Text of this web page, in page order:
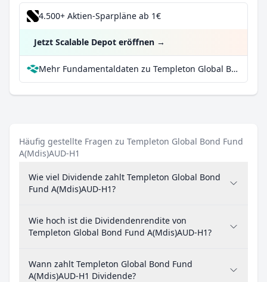
4.500+ Aktien-Sparpläne ab 1€
Jetzt Scalable Depot eröffnen →
Mehr Fundamentaldaten zu Templeton Global Bond Fund A(Mdis)AUD-H1 bei Parqet
Häufig gestellte Fragen zu Templeton Global Bond Fund
A(Mdis)AUD-H1
Wie viel Dividende zahlt Templeton Global Bond
Fund A(Mdis)AUD-H1?
Wie hoch ist die Dividendenrendite von
Templeton Global Bond Fund A(Mdis)AUD-H1?
Wann zahlt Templeton Global Bond Fund
A(Mdis)AUD-H1 Dividende?